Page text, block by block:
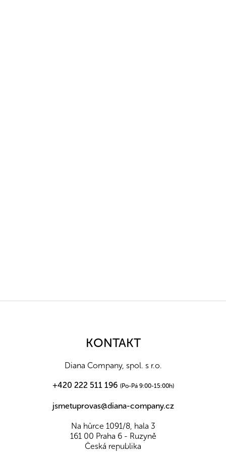
KONTAKT
Diana Company, spol. s r.o.
+420 222 511 196 (Po-Pá 9:00-15:00h)
jsmetuprovas@diana-company.cz
Na hůrce 1091/8, hala 3
161 00 Praha 6 - Ruzyně
Česká republika